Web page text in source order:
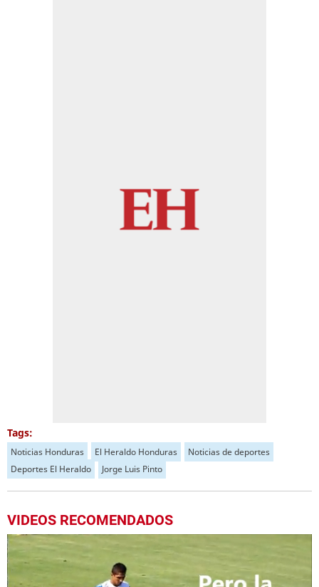
Tags:
Noticias Honduras El Heraldo Honduras
Noticias de deportes
Deportes El Heraldo
Jorge Luis Pinto
VIDEOS RECOMENDADOS